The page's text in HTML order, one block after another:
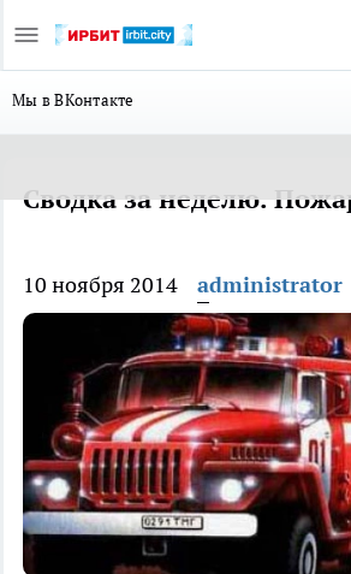
Мы в ВКонтакте
Сводка за неделю.
10 ноября 2014 administrator